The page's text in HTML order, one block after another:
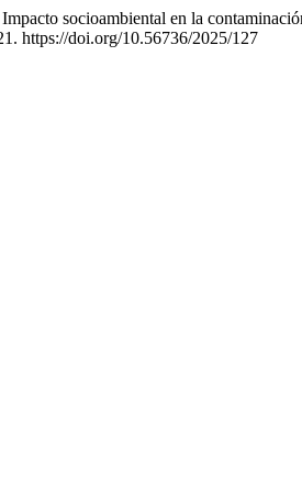
socioambiental en la
https://doi.org/10.56736/2025/127